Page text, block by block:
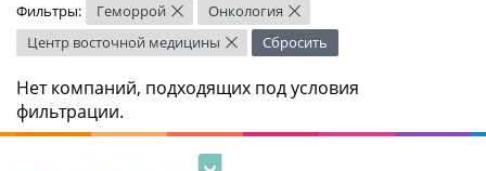
Фильтры: Геморрой × Онкология ×
Центр восточной медицины × Сбросить
Нет компаний, подходящих под условия
фильтрации.